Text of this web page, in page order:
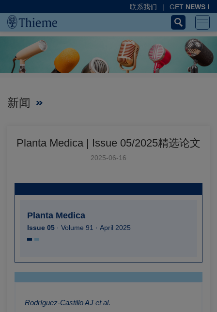
联系我们 | GET NEWS !
新闻
Planta Medica | Issue 05/2025精选论文
2025-06-16
Planta Medica
Issue 05 · Volume 91 · April 2025
Rodríguez-Castillo AJ et al.